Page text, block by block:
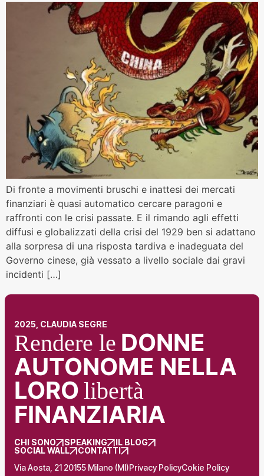
Di fronte a movimenti bruschi e inattesi dei mercati
finanziari è quasi automatico cercare paragoni e
raffronti con le crisi passate. E il rimando agli effetti
diffusi e globalizzati della crisi del 1929 ben si adattano
alla sorpresa di una risposta tardiva e inadeguata del
Governo cinese, già vessato a livello sociale dai gravi
incidenti […]
2025, CLAUDIA SEGRE
Rendere le DONNE
AUTONOME NELLA
LORO libertà
FINANZIARIA
CHI SONO SPEAKING
IL BLOG
SOCIAL WALL
CONTATTI
Via Aosta, 21 20155 Milano (MI)Privacy PolicyCokie Policy